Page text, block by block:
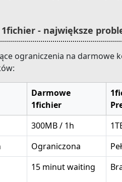
- największe
ograniczenia na darmowe
Darmowe
1fichier
300MB / 1h
Ograniczona
15 minut waiting